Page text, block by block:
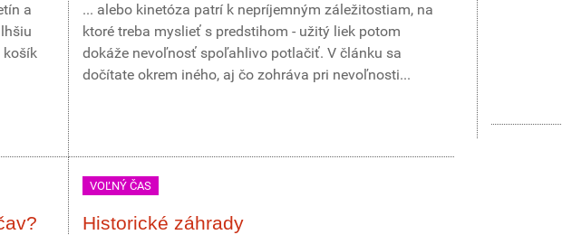
a
košík
... alebo kinetóza patrí k nepríjemným záležitostiam, na
ktoré treba myslieť s predstihom - užitý liek potom
dokáže nevoľnosť spoľahlivo potlačiť. V článku sa
dočítate okrem iného, aj čo zohráva pri nevoľnosti...
VOĽNÝ ČAS
Historické záhrady